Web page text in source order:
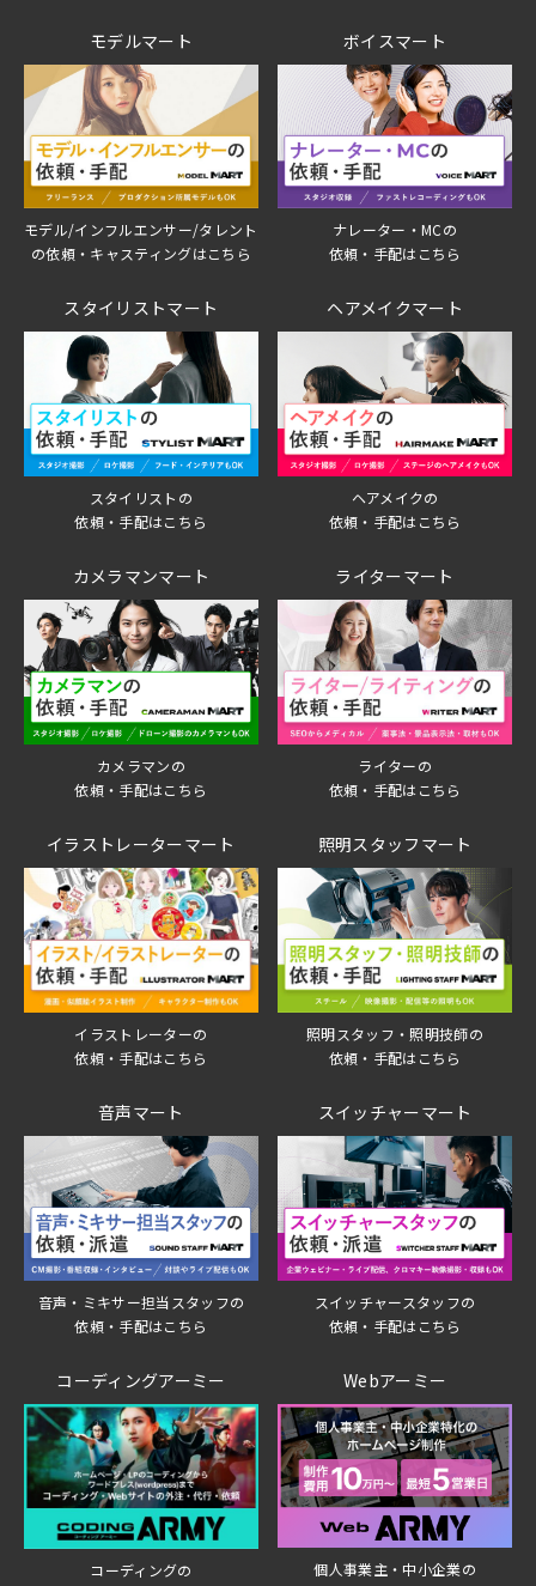
モデルマート
モデル/インフルエンサー/タレント
の依頼・キャスティングはこちら
ボイスマート
ナレーター・MCの
依頼・手配はこちら
スタイリストマート
スタイリストの
依頼・手配はこちら
ヘアメイクマート
ヘアメイクの
依頼・手配はこちら
カメラマンマート
カメラマンの
依頼・手配はこちら
ライターマート
ライターの
依頼・手配はこちら
イラストレーターマート
イラストレーターの
依頼・手配はこちら
照明スタッフマート
照明スタッフ・照明技師の
依頼・手配はこちら
音声マート
音声・ミキサー担当スタッフの
依頼・手配はこちら
スイッチャーマート
スイッチャースタッフの
依頼・手配はこちら
コーディングアーミー
コーディングの
Webアーミー
個人事業主・中小企業の